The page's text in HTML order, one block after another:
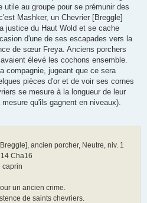
au groupe pour se prémunir des
Mashker, un Chevrier [Breggle]
justice du Haut Wold et se cache
d'une de ses escapades vers la
de sœur Freya. Anciens porchers
élevé les cochons ensemble.
compagnie, jugeant que ce sera
pièces d'or et de voir ses cornes
se mesure à la longueur de leur
qu'ils gagnent en niveaux).
ancien porcher, Neutre, niv. 1
Cha16
caprin
un ancien crime.
de saints chevriers.